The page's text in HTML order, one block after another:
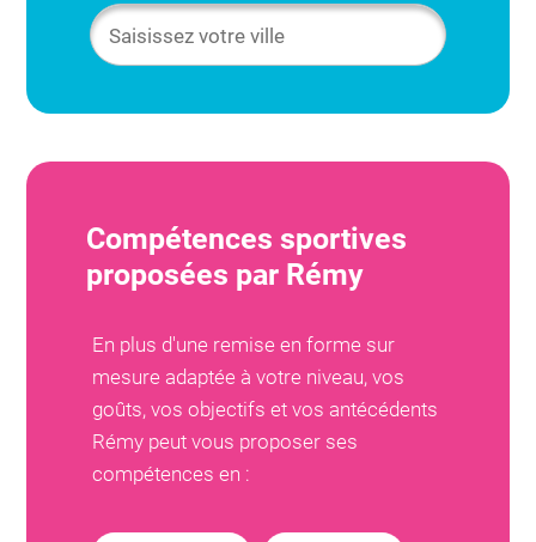
Compétences sportives
proposées par Rémy
En plus d'une remise en forme sur
mesure adaptée à votre niveau, vos
goûts, vos objectifs et vos antécédents
Rémy peut vous proposer ses
compétences en :